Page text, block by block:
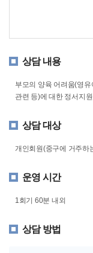
상담 내용
부모의 양육 어려움(영
관련 등)에 대한 정서지
상담 대상
개인회원(중구에 거주하
운영 시간
1회기 60분 내외
상담 방법